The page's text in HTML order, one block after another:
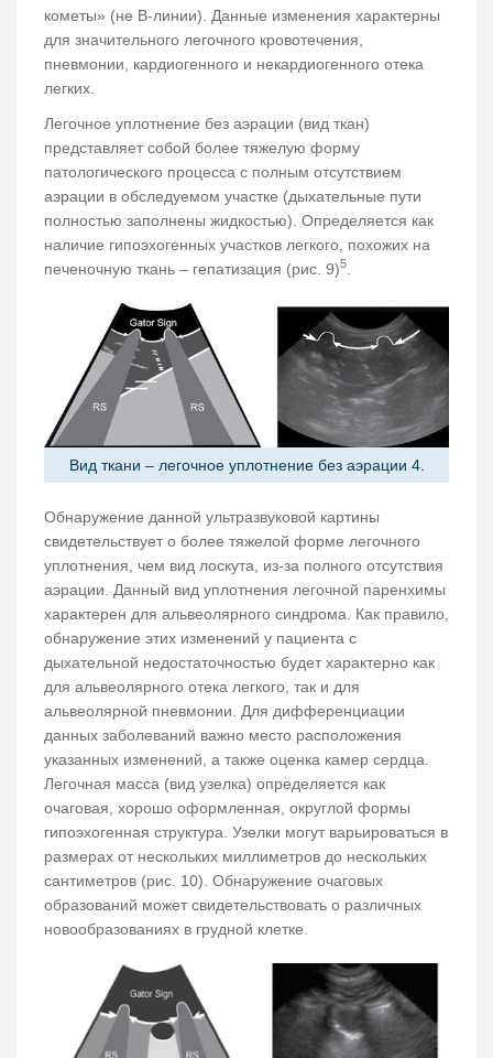
кометы» (не В-линии). Данные изменения характерны
для значительного легочного кровотечения,
пневмонии, кардиогенного и некардиогенного отека
легких.
Легочное уплотнение без аэрации (вид ткан)
представляет собой более тяжелую форму
патологического процесса с полным отсутствием
аэрации в обследуемом участке (дыхательные пути
полностью заполнены жидкостью). Определяется как
наличие гипоэхогенных участков легкого, похожих на
печеночную ткань – гепатизация (рис. 9)5
Вид ткани – легочное уплотнение без аэрации 4.
Обнаружение данной ультразвуковой картины
свидетельствует о более тяжелой форме легочного
уплотнения, чем вид лоскута, из-за полного отсутствия
аэрации. Данный вид уплотнения легочной паренхимы
характерен для альвеолярного синдрома. Как правило,
обнаружение этих изменений у пациента с
дыхательной недостаточностью будет характерно как
для альвеолярного отека легкого, так и для
альвеолярной пневмонии. Для дифференциации
данных заболеваний важно место расположения
указанных изменений, а также оценка камер сердца.
Легочная масса (вид узелка) определяется как
очаговая, хорошо оформленная, округлой формы
гипоэхогенная структура. Узелки могут варьироваться в
размерах от нескольких миллиметров до нескольких
сантиметров (рис. 10). Обнаружение очаговых
образований может свидетельствовать о различных
новообразованиях в грудной клетке.